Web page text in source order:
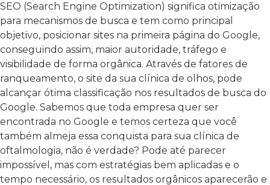
SEO (Search Engine Optimization) significa otimização
para mecanismos de busca e tem como principal
objetivo, posicionar sites na primeira página do Google,
conseguindo assim, maior autoridade, tráfego e
visibilidade de forma orgânica. Através de fatores de
ranqueamento, o site da sua clínica de olhos, pode
alcançar ótima classificação nos resultados de busca do
Google. Sabemos que toda empresa quer ser
encontrada no Google e temos certeza que você
também almeja essa conquista para sua clínica de
oftalmologia, não é verdade? Pode até parecer
impossível, mas com estratégias bem aplicadas e o
tempo necessário, os resultados orgânicos aparecerão e